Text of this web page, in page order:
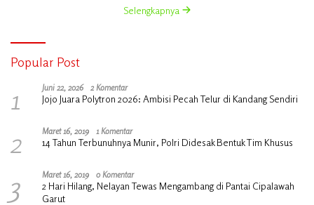
Selengkapnya
Popular Post
1 Juni 22, 2026 2 Komentar
Jojo Juara Polytron 2026: Ambisi Pecah Telur di Kandang Sendiri
2 Maret 16, 2019 1 Komentar
14 Tahun Terbunuhnya Munir, Polri Didesak Bentuk Tim Khusus
3 Maret 16, 2019 0 Komentar
2 Hari Hilang, Nelayan Tewas Mengambang di Pantai Cipalawah
Garut